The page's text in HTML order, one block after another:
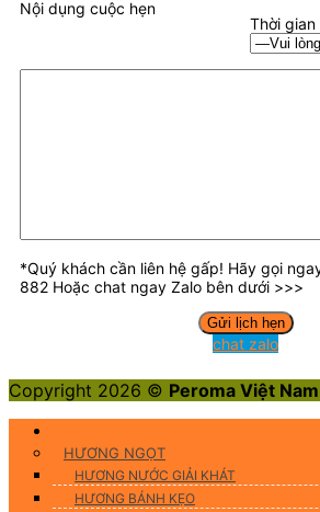
Thời
Nội dụng cuộc hẹn
*Quý khách cần liên hệ gấp! Hãy gọi
882 Hoặc chat ngay Zalo bên dưới >>>
chat zalo
Copyright 2026 © Peroma Việt Nam
HƯƠNG NGỌT
HƯƠNG NƯỚC GIẢI KHÁT
HƯƠNG BÁNH KẸO